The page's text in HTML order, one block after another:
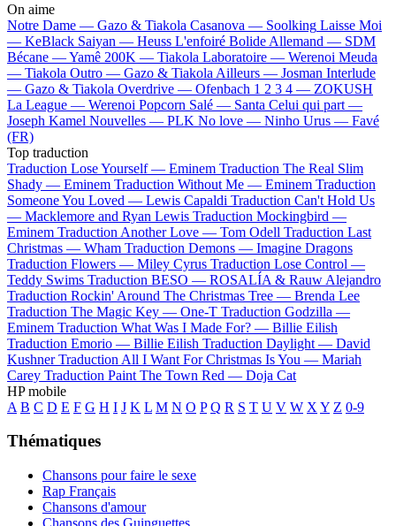
On aime
Notre Dame — Gazo & Tiakola Casanova — Soolking Laisse Moi
— KeBlack Saiyan — Heuss L'enfoiré Bolide Allemand — SDM
Bécane —Yamê 200K — Tiakola Laboratoire — Werenoi Meuda
— Tiakola Outro — Gazo & Tiakola Ailleurs — Josman Interlude
— Gazo & Tiakola Overdrive — Ofenbach 1 2 3 4 — ZOKUSH
La League — Werenoi Popcorn Salé — Santa Celui qui part —
Joseph Kamel Nouvelles — PLK No love — Ninho Urus — Favé
(FR)
Top traduction
Traduction Lose Yourself — Eminem Traduction The Real Slim
Shady — Eminem Traduction Without Me — Eminem Traduction
Someone You Loved — Lewis Capaldi Traduction Can't Hold Us
— Macklemore and Ryan Lewis Traduction Mockingbird —
Eminem Traduction Another Love — Tom Odell Traduction Last
Christmas — Wham Traduction Demons — Imagine Dragons
Traduction Flowers — Miley Cyrus Traduction Lose Control —
Teddy Swims Traduction BESO — ROSALÍA & Rauw Alejandro
Traduction Rockin' Around The Christmas Tree — Brenda Lee
Traduction The Magic Key — One-T Traduction Godzilla —
Eminem Traduction What Was I Made For? — Billie Eilish
Traduction Emorio — Billie Eilish Traduction Daylight — David
Kushner Traduction All I Want For Christmas Is You — Mariah
Carey Traduction Paint The Town Red — Doja Cat
HP mobile
A B C D E F G H I J K L M N O P Q R S T U V W X Y Z 0-9
Thématiques
Chansons pour faire le sexe
Rap Français
Chansons d'amour
Chansons des Guinguettes